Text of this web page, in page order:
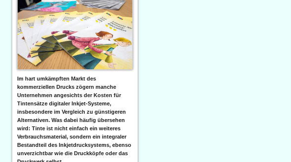
Im hart umkämpften Markt des
kommerziellen Drucks zögern manche
Unternehmen angesichts der Kosten für
Tintensätze digitaler Inkjet-Systeme,
insbesondere im Vergleich zu günstigeren
Alternativen. Was dabei häufig übersehen
wird: Tinte ist nicht einfach ein weiteres
Verbrauchsmaterial, sondern ein integraler
Bestandteil des Inkjetdrucksystems, ebenso
unverzichtbar wie die Druckköpfe oder das